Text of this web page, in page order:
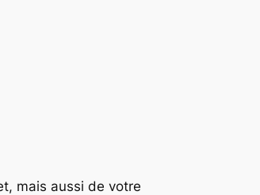
mais aussi de votre